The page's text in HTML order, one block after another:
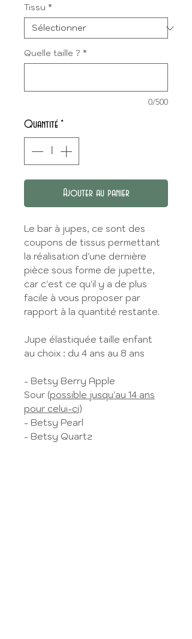
Tissu *
Quelle taille ? *
0/500
Quantité *
Ajouter au panier
Le bar à jupes, ce sont des
coupons de tissus permettant
la réalisation d'une dernière
pièce sous forme de jupette,
car c'est ce qu'il y a de plus
facile à vous proposer par
rapport à la quantité restante.
Jupe élastiquée taille enfant
au choix : du 4 ans au 8 ans
- Betsy Berry Apple
Sour (possible jusqu'au 14 ans
pour celui-ci)
- Betsy Pearl
- Betsy Quartz